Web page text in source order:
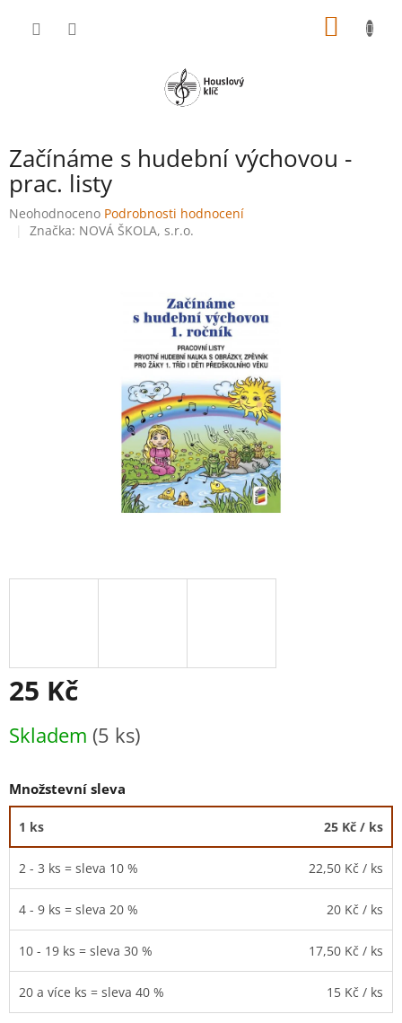
Začínáme s hudební výchovou -
prac. listy
Průměrné
hodnocení
Neohodnoceno Podrobnosti hodnocení
Značka: NOVÁ ŠKOLA, s.r.o.
25 Kč
cena:
Skladem (5 ks)
Množstevní sleva
1 ks 25 Kč / ks
2 - 3 ks = sleva 10 % 22,50 Kč / ks
4 - 9 ks = sleva 20 % 20 Kč / ks
10 - 19 ks = sleva 30 % 17,50 Kč / ks
20 a více ks = sleva 40 % 15 Kč / ks